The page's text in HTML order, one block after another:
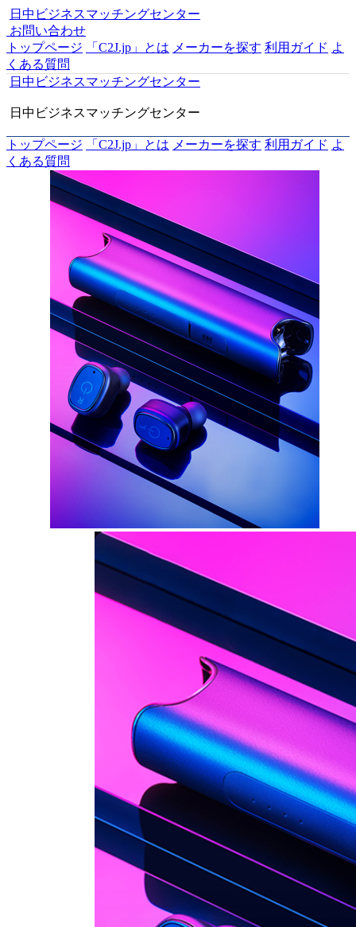
日中ビジネスマッチングセンター
お問い合わせ
トップページ
「C2J.jp」とは メーカーを探す 利用ガイド よ
くある質問
日中ビジネスマッチングセンター
日中ビジネスマッチングセンター
トップページ 「C2J.jp」とは メーカーを探す 利用ガイド よ
くある質問